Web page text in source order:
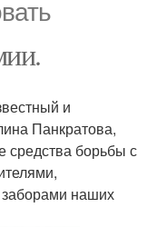
и
Панкратова,
средства борьбы с
заборами наших